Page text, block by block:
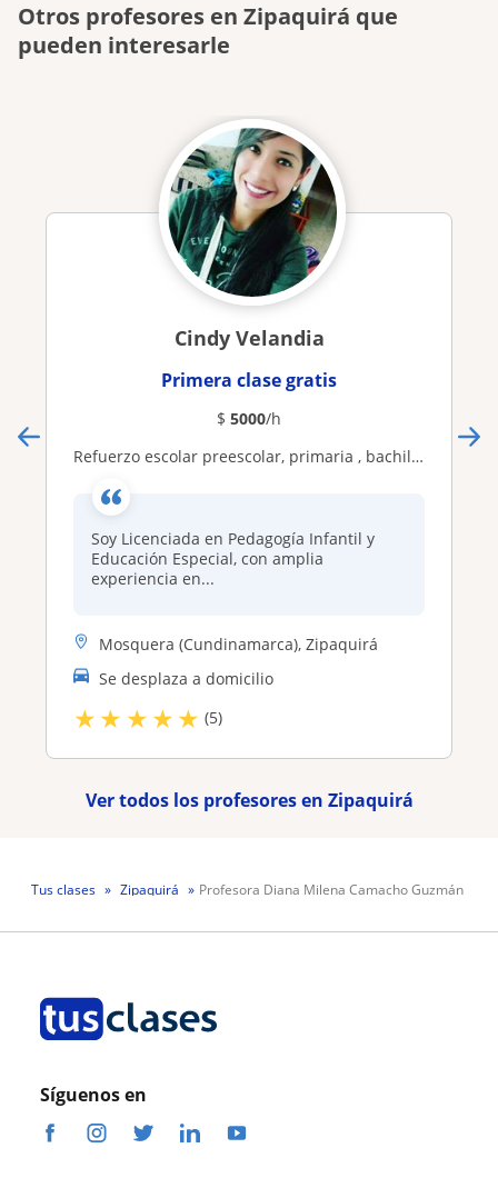
Otros profesores en Zipaquirá que
pueden interesarle
Cindy Velandia
Primera clase gratis
$ 5000/h
Refuerzo escolar preescolar, primaria , bachillerato
Soy Licenciada en Pedagogía Infantil y
Educación Especial, con amplia
experiencia en...
Mosquera (Cundinamarca), Zipaquirá
Se desplaza a domicilio
★★ ★★★ (5)
Ver todos los profesores en Zipaquirá
Tus clases Zipaquirá Profesora Diana Milena Camacho Guzmán
Síguenos en